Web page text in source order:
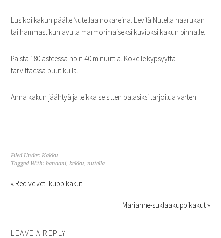
Lusikoi kakun päälle Nutellaa nokareina. Levitä Nutella haarukan
tai hammastikun avulla marmorimaiseksi kuvioksi kakun pinnalle.
Paista 180 asteessa noin 40 minuuttia. Kokeile kypsyyttä
tarvittaessa puutikulla.
Anna kakun jäähtyä ja leikka se sitten palasiksi tarjoilua varten.
Filed Under:Kakku
Tagged With:banaani,kakku,nutella
« Red velvet -kuppikakut
Marianne-suklaakuppikakut »
LEAVE A REPLY